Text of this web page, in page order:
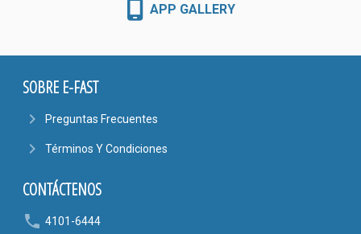
APP GALLERY
SOBRE E-FAST
navigate_next Preguntas Frecuentes
navigate_next Términos Y Condiciones
CONTÁCTENOS
phone 4101-6444